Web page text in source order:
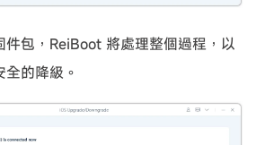
件包，ReiBoot 將處理整個過程，以
的降級。